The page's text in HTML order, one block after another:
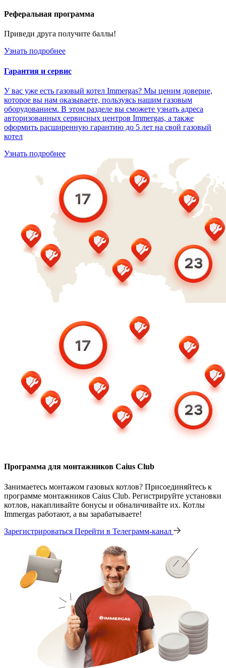
Реферальная программа
Приведи друга получите баллы!
Узнать подробнее
Гарантия и сервис
У вас уже есть газовый котел Immergas? Мы ценим доверие,
которое вы нам оказываете, пользуясь нашим газовым
оборудованием. В этом разделе вы сможете узнать адреса
авторизованных сервисных центров Immergas, а также
оформить расширенную гарантию до 5 лет на свой газовый
котел
Узнать подробнее
Программа для монтажников Caius Club
Занимаетесь монтажом газовых котлов? Присоединяйтесь к
программе монтажников Caius Club. Регистрируйте установки
котлов, накапливайте бонусы и обналичивайте их. Котлы
Immergas работают, а вы зарабатываете!
Зарегистрироваться Перейти в Телеграмм-канал